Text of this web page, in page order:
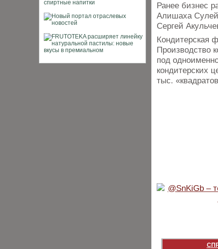
Ранее бизнес
Алишаха
Сергей
Кондитерская
Производство
под
кондитерских
тыс.